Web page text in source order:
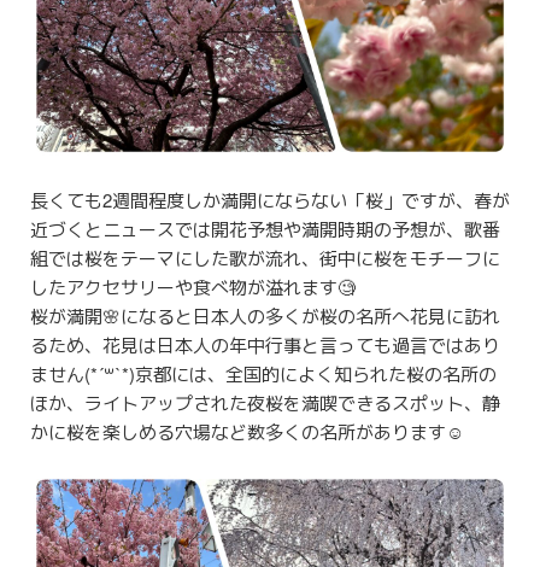
長くても2週間程度しか満開にならない「桜」ですが、春が
近づくとニュースでは開花予想や満開時期の予想が、歌番
組では桜をテーマにした歌が流れ、街中に桜をモチーフに
したアクセサリーや食べ物が溢れます🧐
桜が満開🌸になると日本人の多くが桜の名所へ花見に訪れ
るため、花見は日本人の年中行事と言っても過言ではあり
ません(*´꒳`*)京都には、全国的によく知られた桜の名所の
ほか、ライトアップされた夜桜を満喫できるスポット、静
かに桜を楽しめる穴場など数多くの名所があります☺️